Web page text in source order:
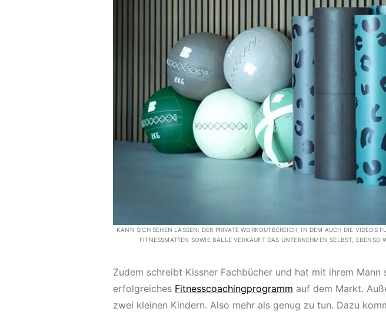
KANN SICH SEHEN LASSEN: DER PRIVATE WORKOUTBEREICH, IN DEM AUCH DIE VIDEOS
FITNESSMATTEN SOWIE BÄLLE VERKAUFT DAS UNTERNEHMEN SELBST, EBENSO
Zudem schreibt Kissner Fachbücher und hat mit ihrem Mann
erfolgreiches Fitnesscoachingprogramm auf dem Markt.
zwei kleinen Kindern. Also mehr als genug zu tun. Dazu